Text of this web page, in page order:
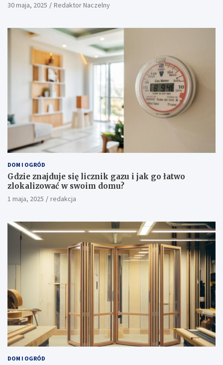
30 maja, 2025 Redaktor Naczelny
DOM I OGRÓD
Gdzie znajduje się licznik gazu i jak go łatwo
zlokalizować w swoim domu?
1 maja, 2025 redakcja
DOM I OGRÓD